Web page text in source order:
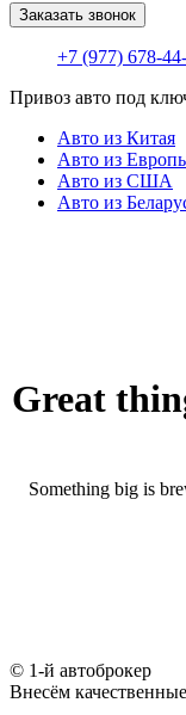
Заказать звонок
+7 (977) 678-
Привоз авто под
Авто из Китая
Авто из
Авто из США
Авто из
Great
Something big is
© 1-й автоброкер
Внесём